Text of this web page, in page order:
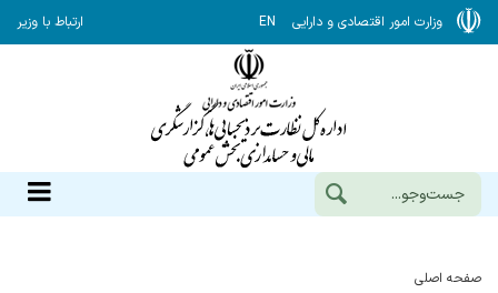
وزارت امور اقتصادی و دارایی EN ارتباط با وزیر
صفحه اصلی